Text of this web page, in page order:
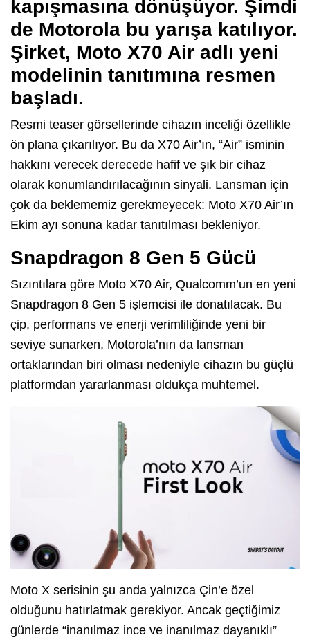
kapışmasına dönüşüyor. Şimdi
de Motorola bu yarışa katılıyor.
Şirket, Moto X70 Air adlı yeni
modelinin tanıtımına resmen
başladı.
Resmi teaser görsellerinde cihazın inceliği özellikle
ön plana çıkarılıyor. Bu da X70 Air’ın, “Air” isminin
hakkını verecek derecede hafif ve şık bir cihaz
olarak konumlandırılacağının sinyali. Lansman için
çok da beklememiz gerekmeyecek: Moto X70 Air’ın
Ekim ayı sonuna kadar tanıtılması bekleniyor.
Snapdragon 8 Gen 5 Gücü
Sızıntılara göre Moto X70 Air, Qualcomm’un en yeni
Snapdragon 8 Gen 5 işlemcisi ile donatılacak. Bu
çip, performans ve enerji verimliliğinde yeni bir
seviye sunarken, Motorola’nın da lansman
ortaklarından biri olması nedeniyle cihazın bu güçlü
platformdan yararlanması oldukça muhtemel.
Moto X serisinin şu anda yalnızca Çin’e özel
olduğunu hatırlatmak gerekiyor. Ancak geçtiğimiz
günlerde “inanılmaz ince ve inanılmaz dayanıklı”